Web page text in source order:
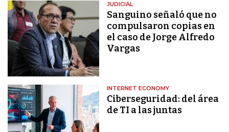
JUDICIAL
Sanguino señaló que no
compulsaron copias en
el caso de Jorge Alfredo
Vargas
INTERNET ECONOMY
Ciberseguridad: del área
de TI a las juntas